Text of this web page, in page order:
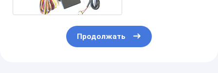
Продолжать